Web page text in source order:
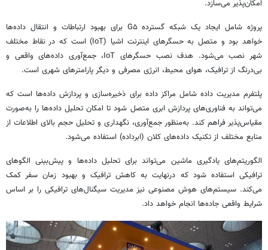
امکان‌پذیر می‌سازد.
پروژه شامل ایجاد یک شبکه گسترده G۵ برای بهبود ارتباطات و انتقال داده‌ها
خواهد بود و متصل به حسگرهای اینترنت اشیا (IoT) است که در نقاط مختلف
شهر نصب می‌شود. هدف نصب حسگرهای IoT، جمع‌آوری داده‌های واقعی و
بی‌درنگ از ترافیک، هوای محیط، انرژی مصرفی و دیگر پارامترهای شهری است.
پلتفرم مدیریت داده شامل مراکز داده برای ذخیره‌سازی و پردازش داده‌ها است که
می‌تواند به فناوری‌های پردازش ابری متصل شود تا امکان تحلیل داده‌ها را به‌صورت
مقیاس‌پذیر فراهم کند. به‌منظور جمع‌آوری، نگهداری و تحلیل حجم بالای اطلاعات از
منابع مختلف از تکنیک داده‌های کلان (ابرداده) استفاده می‌شود.
الگوریتم‌های یادگیری ماشین می‌تواند برای تحلیل داده‌ها و پیش‌بینی الگوهای
ترافیکی استفاده شود که درنهایت به کاهش ترافیک و بهبود زمان سفر کمک
می‌کند. سیستم‌های هوش مصنوعی نیز مدیریت سیگنال‌های ترافیکی را بر اساس
شرایط واقعی جاده‌ها انجام خواهد داد.